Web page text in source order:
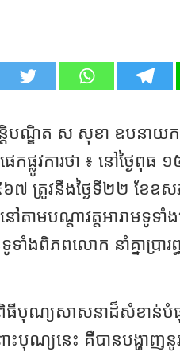
ណ្ឌិត ស សុខា ឧបនាយករដ្ឋ
េកផ្លូវការថា ៖ នៅថ្ងៃពុធ
ត្រូវនឹងថ្ងៃទី២២ ខែឧសភ
ាមបណ្តាវត្តអារាមទូទាំង
ាំងពិភពលោក នាំគ្នាប្រ
ធីបុណ្យសាសនាដ៏សំខាន់
ះបុណ្យនេះ គឺបានបង្ហាញ